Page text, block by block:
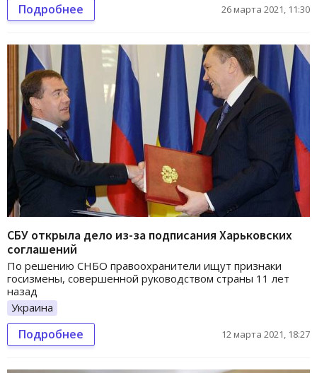
Подробнее 26 марта 2021, 11:30
СБУ открыла дело из-за подписания Харьковских
соглашений
По решению СНБО правоохранители ищут признаки
госизмены, совершенной руководством страны 11 лет
назад
Украина
Подробнее 12 марта 2021, 18:27